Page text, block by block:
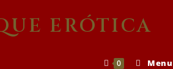
ERÓTICA
0 Menu